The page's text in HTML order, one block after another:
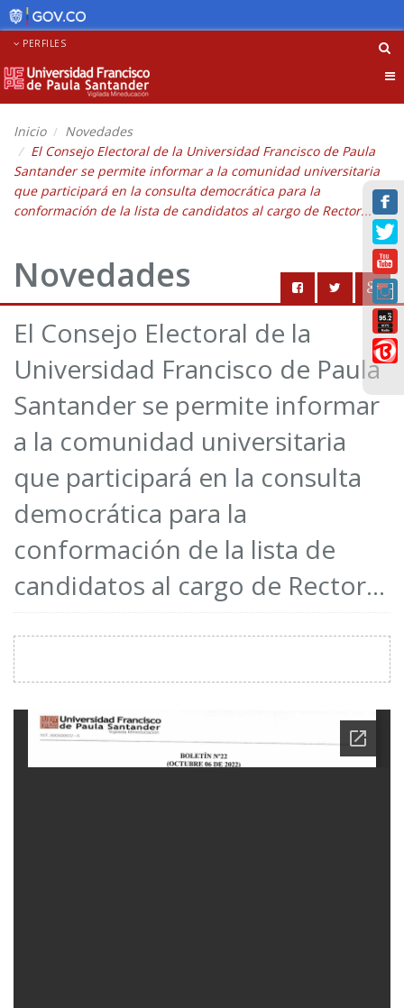
PERFILES
Inicio
Novedades
El Consejo Electoral de la Universidad Francisco de Paula
Santander se permite informar a la comunidad universitaria
que participará en la consulta democrática para la
conformación de la lista de candidatos al cargo de Rector...
Novedades
El Consejo Electoral de la
Universidad Francisco de Paula
Santander se permite informar
a la comunidad universitaria
que participará en la consulta
democrática para la
conformación de la lista de
candidatos al cargo de Rector...